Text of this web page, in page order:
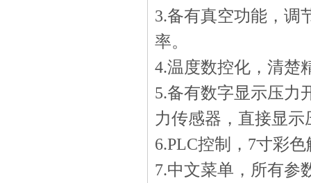
3.备有真空功能，调
率。
4.温度数控化，清楚
5.备有数字显示压力
力传感器，直接显示
6.PLC控制，7寸彩
7.中文菜单，所有参